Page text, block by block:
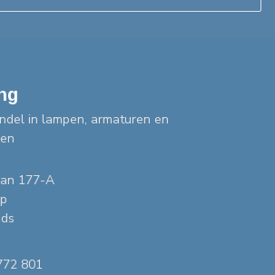
in lampen, armaturen en
177-A
801